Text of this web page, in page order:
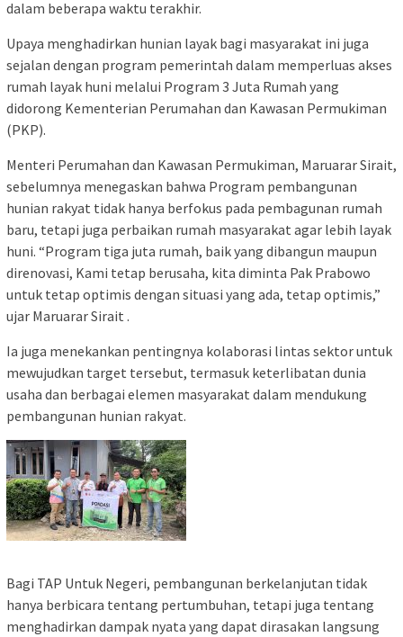
dalam beberapa waktu terakhir.
Upaya menghadirkan hunian layak bagi masyarakat ini juga
sejalan dengan program pemerintah dalam memperluas akses
rumah layak huni melalui Program 3 Juta Rumah yang
didorong Kementerian Perumahan dan Kawasan Permukiman
(PKP).
Menteri Perumahan dan Kawasan Permukiman, Maruarar Sirait,
sebelumnya menegaskan bahwa Program pembangunan
hunian rakyat tidak hanya berfokus pada pembagunan rumah
baru, tetapi juga perbaikan rumah masyarakat agar lebih layak
huni. “Program tiga juta rumah, baik yang dibangun maupun
direnovasi, Kami tetap berusaha, kita diminta Pak Prabowo
untuk tetap optimis dengan situasi yang ada, tetap optimis,”
ujar Maruarar Sirait .
Ia juga menekankan pentingnya kolaborasi lintas sektor untuk
mewujudkan target tersebut, termasuk keterlibatan dunia
usaha dan berbagai elemen masyarakat dalam mendukung
pembangunan hunian rakyat.
Bagi TAP Untuk Negeri, pembangunan berkelanjutan tidak
hanya berbicara tentang pertumbuhan, tetapi juga tentang
menghadirkan dampak nyata yang dapat dirasakan langsung